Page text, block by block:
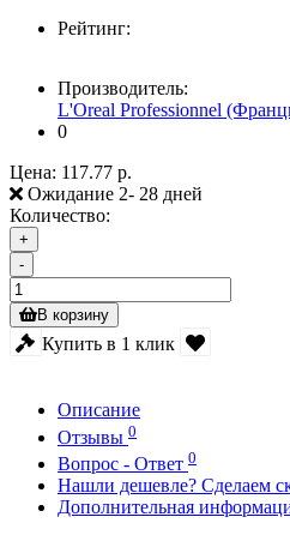
Рейтинг:
Производитель:
L'Oreal Professionnel
0
Цена: 117.77 р.
Ожидание 2- 28 дней
Количество:
+
-
В корзину
Купить в 1 клик
Описание
Отзывы 0
Вопрос - Ответ 0
Нашли дешевле? Сделаем
Дополнительная